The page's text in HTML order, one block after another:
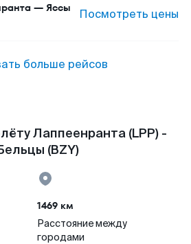
— Яссы Посмотреть цены
больше рейсов
Лаппеенранта (LPP) -
(BZY)
1469 км
Расстояние между
городами